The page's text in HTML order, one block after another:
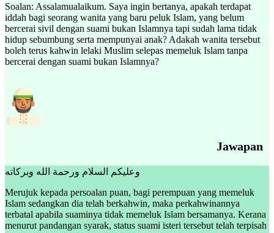
Soalan: Assalamualaikum. Saya ingin bertanya, apakah terdapat
iddah bagi seorang wanita yang baru peluk Islam, yang belum
bercerai sivil dengan suami bukan Islamnya tapi sudah lama tidak
hidup sebumbung serta mempunyai anak? Adakah wanita tersebut
boleh terus kahwin lelaki Muslim selepas memeluk Islam tanpa
bercerai dengan suami bukan Islamnya?
Jawapan
وعليكم السلام ورحمة الله وبركاته
Merujuk kepada persoalan puan, bagi perempuan yang memeluk
Islam sedangkan dia telah berkahwin, maka perkahwinannya
terbatal apabila suaminya tidak memeluk Islam bersamanya. Kerana
menurut pandangan syarak, status suami isteri tersebut telah terpisah